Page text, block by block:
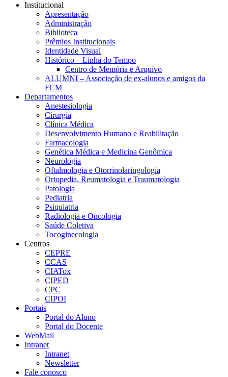
Institucional
Apresentação
Administração
Biblioteca
Prêmios Institucionais
Identidade Visual
Histórico – Linha do Tempo
Centro de Memória e Arquivo
ALUMNI – Associação de ex-alunos e amigos da
FCM
Departamentos
Anestesiologia
Cirurgia
Clínica Médica
Desenvolvimento Humano e Reabilitação
Farmacologia
Genética Médica e Medicina Genômica
Neurologia
Oftalmologia e Otorrinolaringologia
Ortopedia, Reumatologia e Traumatologia
Patologia
Pediatria
Psiquiatria
Radiologia e Oncologia
Saúde Coletiva
Tocoginecologia
Centros
CEPRE
CCAS
CIATox
CIPED
CPC
CIPOI
Portais
Portal do Aluno
Portal do Docente
WebMail
Intranet
Intranet
Newsletter
Fale conosco